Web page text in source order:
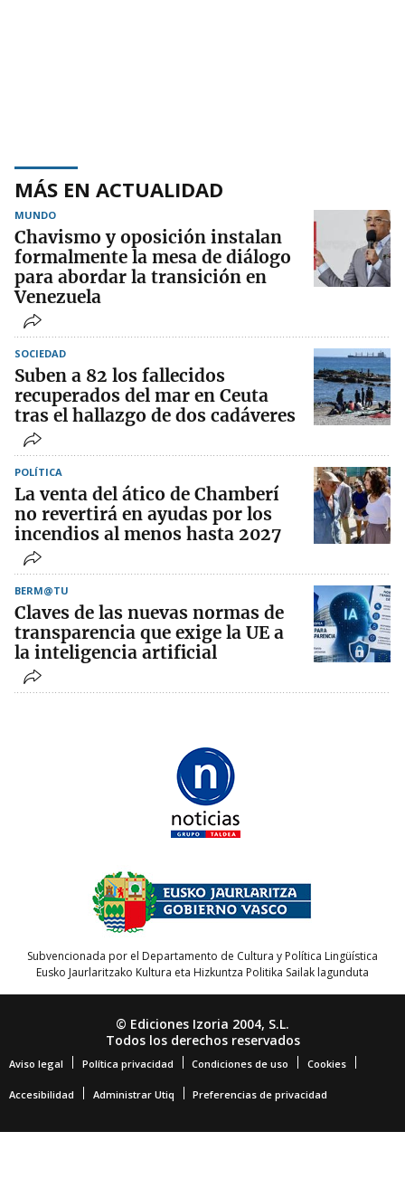
MÁS EN ACTUALIDAD
MUNDO
Chavismo y oposición instalan
formalmente la mesa de diálogo
para abordar la transición en
Venezuela
SOCIEDAD
Suben a 82 los fallecidos
recuperados del mar en Ceuta
tras el hallazgo de dos cadáveres
POLÍTICA
La venta del ático de Chamberí
no revertirá en ayudas por los
incendios al menos hasta 2027
BERM@TU
Claves de las nuevas normas de
transparencia que exige la UE a
la inteligencia artificial
Subvencionada por el Departamento de Cultura y Política Lingüística
Eusko Jaurlaritzako Kultura eta Hizkuntza Politika Sailak lagunduta
© Ediciones Izoria 2004, S.L.
Todos los derechos reservados
Aviso legal Política privacidad Condiciones de uso Cookies
Accesibilidad Administrar Utiq Preferencias de privacidad